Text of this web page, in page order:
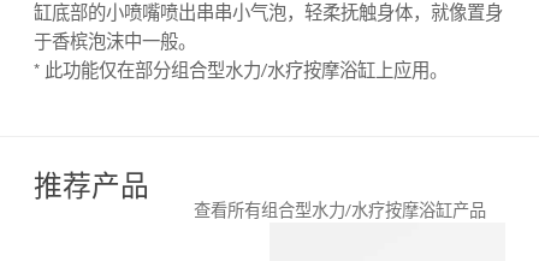
缸底部的小喷嘴喷出串串小气泡，轻柔抚触身体，就像置身
于香槟泡沫中一般。
* 此功能仅在部分组合型水力/水疗按摩浴缸上应用。
查看所有组合型水力/水疗按摩浴缸产品
推荐产品